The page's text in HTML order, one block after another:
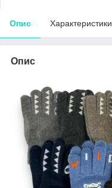
Опис Характеристики
Опис